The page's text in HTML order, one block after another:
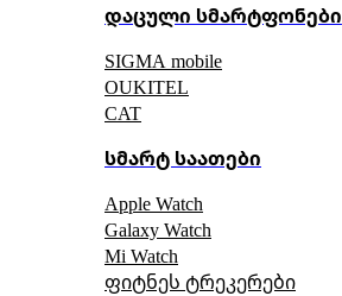
დაცული სმარტფონები
SIGMA mobile
OUKITEL
CAT
სმარტ საათები
Apple Watch
Galaxy Watch
Mi Watch
ფიტნეს ტრეკერები